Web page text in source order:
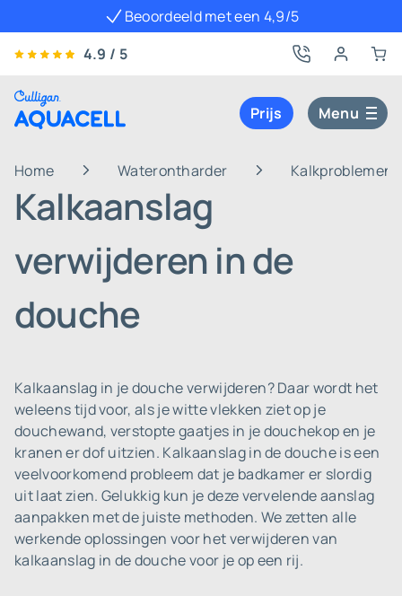
Beoordeeld met een 4,9/5
4.9 / 5
Prijs Menu
Home Waterontharder Kalkproblemen
Kalkaanslag
verwijderen in de
douche
Kalkaanslag in je douche verwijderen? Daar wordt het
weleens tijd voor, als je witte vlekken ziet op je
douchewand, verstopte gaatjes in je douchekop en je
kranen er dof uitzien. Kalkaanslag in de douche is een
veelvoorkomend probleem dat je badkamer er slordig
uit laat zien. Gelukkig kun je deze vervelende aanslag
aanpakken met de juiste methoden. We zetten alle
werkende oplossingen voor het verwijderen van
kalkaanslag in de douche voor je op een rij.